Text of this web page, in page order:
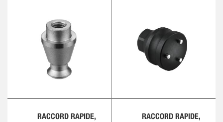
RACCORD RAPIDE,
RACCORD RAPIDE,